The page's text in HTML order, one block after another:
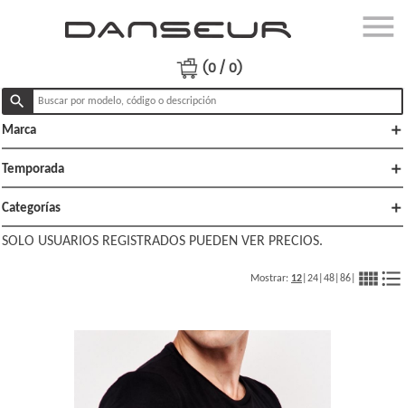
menu
Productos
Ofertas
Lo
nuevo
(0 / 0)
search
Marca add
Temporada add
Categorías add
SOLO USUARIOS REGISTRADOS PUEDEN VER PRECIOS.
Mostrar: 12 24 48 86 view_comfyformat_list_bulleted